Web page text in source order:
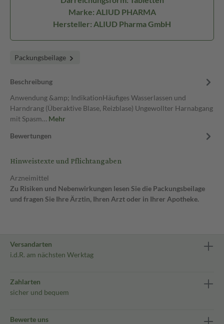
Marke: ALIUD PHARMA
Hersteller: ALIUD Pharma GmbH
Packungsbeilage
Beschreibung
Anwendung &amp; IndikationHäufiges Wasserlassen und
Harndrang (Überaktive Blase, Reizblase) Ungewollter Harnabgang
mit Spasm… Mehr
Bewertungen
Hinweistexte und Pflichtangaben
Arzneimittel
Zu Risiken und Nebenwirkungen lesen Sie die Packungsbeilage
und fragen Sie Ihre Ärztin, Ihren Arzt oder in Ihrer Apotheke.
Versandarten
i.d.R. am nächsten Werktag
Zahlarten
sicher und bequem
Bewerte uns